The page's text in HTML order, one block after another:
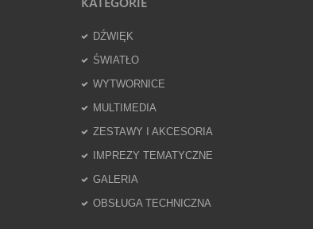
DŹWIĘK
ŚWIATŁO
WYTWORNICE
MULTIMEDIA
ZESTAWY I AKCESORIA
IMPREZY TEMATYCZNE
GALERIA
OBSŁUGA TECHNICZNA